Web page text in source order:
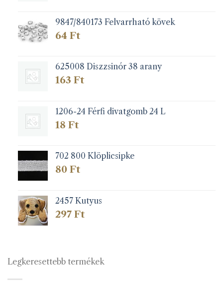
9847/840173 Felvarrható kövek
64 Ft
625008 Diszzsinór 38 arany
163 Ft
1206-24 Férfi divatgomb 24 L
18 Ft
702 800 Klöplicsipke
80 Ft
2457 Kutyus
297 Ft
Legkeresettebb termékek